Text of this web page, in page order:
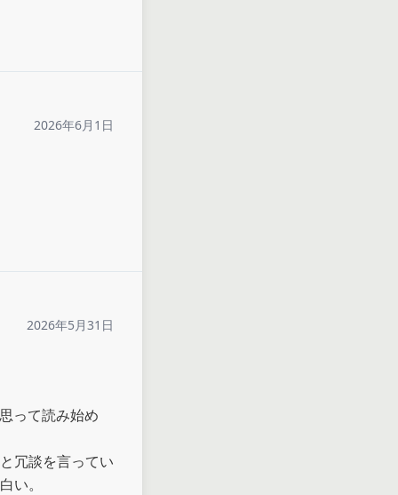
2026年6月1日
2026年5月31日
って読み始め
冗談を言ってい
い。